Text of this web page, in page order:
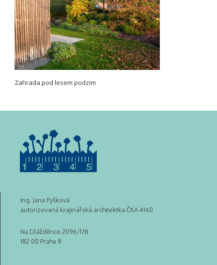
Zahrada pod lesem podzim
Ing. Jana Pyšková
autorizovaná krajinářská architektka ČKA 4160
Na Dlážděnce 2096/17B
182 00 Praha 8